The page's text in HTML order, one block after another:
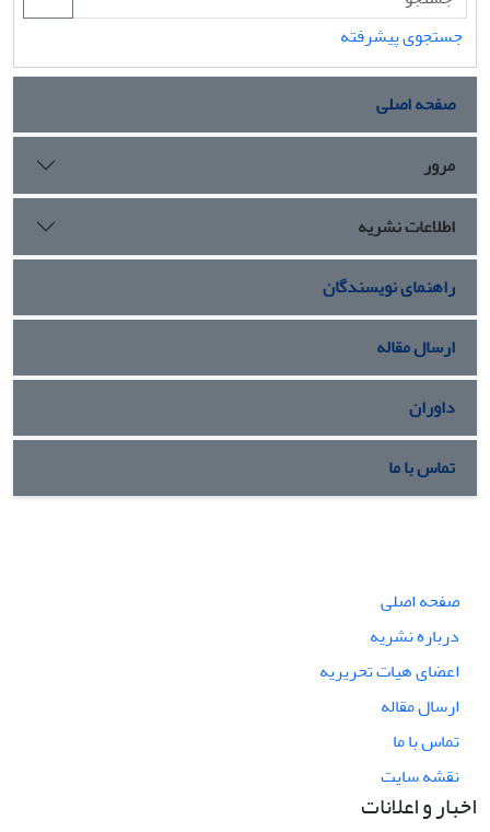
جستجوی پیشرفته
صفحه اصلی
مرور
اطلاعات نشریه
راهنمای نویسندگان
ارسال مقاله
داوران
تماس با ما
صفحه اصلی
درباره نشریه
اعضای هیات تحریریه
ارسال مقاله
تماس با ما
نقشه سایت
اخبار و اعلانات